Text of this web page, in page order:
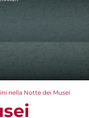
nella Notte dei Musei